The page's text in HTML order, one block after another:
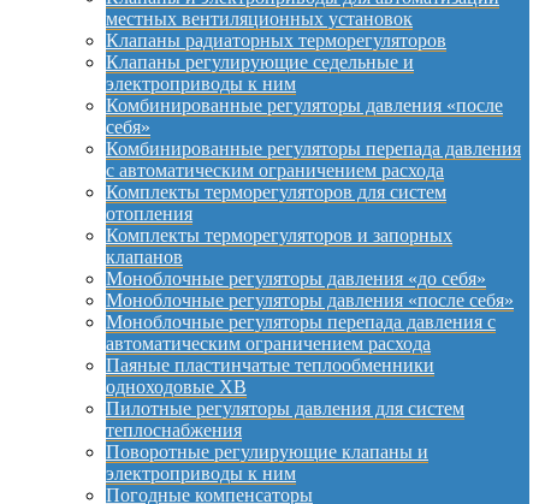
местных вентиляционных установок
Клапаны радиаторных терморегуляторов
Клапаны регулирующие седельные и
электроприводы к ним
Комбинированные регуляторы давления «после
себя»
Комбинированные регуляторы перепада давления
с автоматическим ограничением расхода
Комплекты терморегуляторов для систем
отопления
Комплекты терморегуляторов и запорных
клапанов
Моноблочные регуляторы давления «до себя»
Моноблочные регуляторы давления «после себя»
Моноблочные регуляторы перепада давления с
автоматическим ограничением расхода
Паяные пластинчатые теплообменники
одноходовые XB
Пилотные регуляторы давления для систем
теплоснабжения
Поворотные регулирующие клапаны и
электроприводы к ним
Погодные компенсаторы